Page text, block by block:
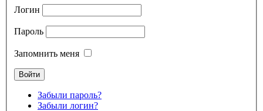
Логин
Пароль
Запомнить меня
Забыли пароль?
Забыли логин?